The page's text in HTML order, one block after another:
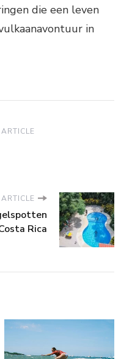
die een leven
in
Rica